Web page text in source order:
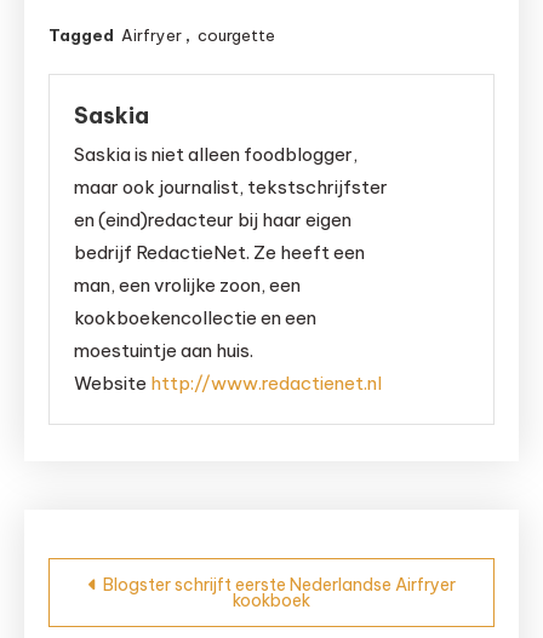
Tagged Airfryer , courgette
Saskia
Saskia is niet alleen foodblogger,
maar ook journalist, tekstschrijfster
en (eind)redacteur bij haar eigen
bedrijf RedactieNet. Ze heeft een
man, een vrolijke zoon, een
kookboekencollectie en een
moestuintje aan huis.
Website http://www.redactienet.nl
Bericht
navigatie
Blogster schrijft eerste Nederlandse Airfryer
kookboek